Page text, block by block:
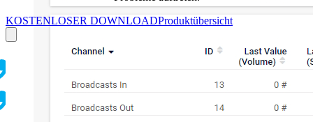
KOSTENLOSER DOWNLOADProduktübersicht